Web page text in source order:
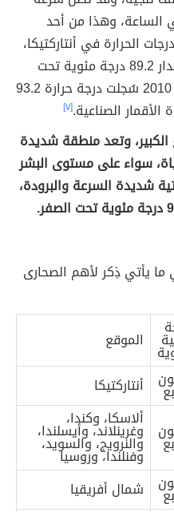
كيلومتر في الساعة، وهذا من أحد
الحرارة في أنتاركتيكا،
بمقدار 89.2 درجة مئوية تحت
الصفر في عام 1983، وفي عام 2010 سُجلت درجة حرارة 93.2
الصناعية.[٧]
الكبير، وتعد منطقة شديدة
سواء على مستوى البشر
شديدة السرعة والبرودة،
يأتي ذِكر لأهم الصحارى
الموقع
أنتاركتيكا
ألاسكا، وكندا،
وغرينلاند، وأيسلندا،
والنرويج، والسويد،
وفنلندا، وروسيا
شمال أفريقيا